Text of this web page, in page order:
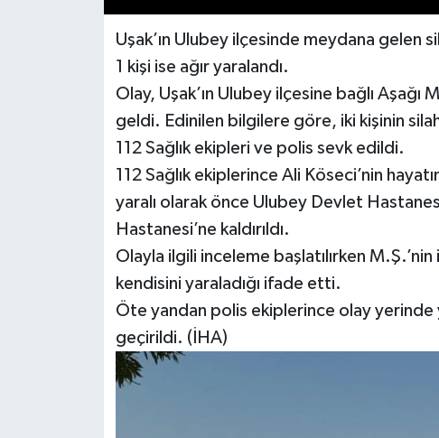
Uşak’ın Ulubey ilçesinde meydana gelen
1 kişi ise ağır yaralandı.
Olay, Uşak’ın Ulubey ilçesine bağlı Aşağı
geldi. Edinilen bilgilere göre, iki kişinin
112 Sağlık ekipleri ve polis sevk edildi.
112 Sağlık ekiplerince Ali Köseci’nin
yaralı olarak önce Ulubey Devlet
Hastanesi’ne kaldırıldı.
Olayla ilgili inceleme başlatılırken
kendisini yaraladığı ifade etti.
Öte yandan polis ekiplerince olay yerinde
geçirildi. (İHA)